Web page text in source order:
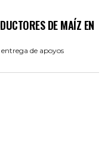
DE MAÍZ EN
de apoyos